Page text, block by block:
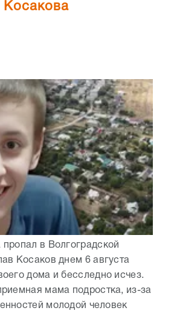
Косакова
в Волгоградской
Косаков днем 6 августа
дома и бесследно исчез.
мама подростка, из-за
молодой человек